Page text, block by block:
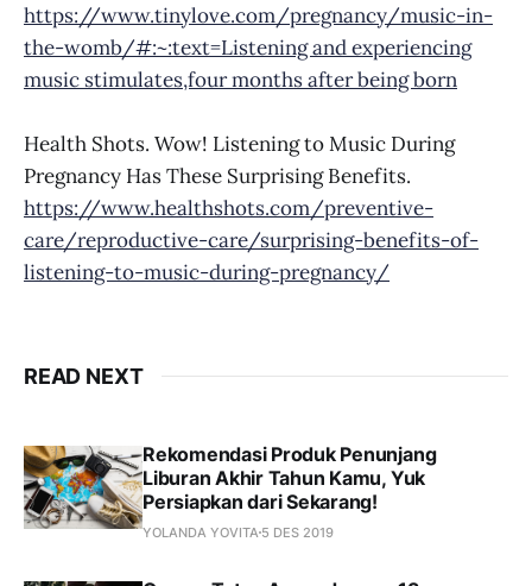
https://www.tinylove.com/pregnancy/music-in-
the-womb/#:~:text=Listening and experiencing
music stimulates,four months after being born
Health Shots. Wow! Listening to Music During
Pregnancy Has These Surprising Benefits.
https://www.healthshots.com/preventive-
care/reproductive-care/surprising-benefits-of-
listening-to-music-during-pregnancy/
READ NEXT
Rekomendasi Produk Penunjang
Liburan Akhir Tahun Kamu, Yuk
Persiapkan dari Sekarang!
YOLANDA YOVITA 5 DES 2019